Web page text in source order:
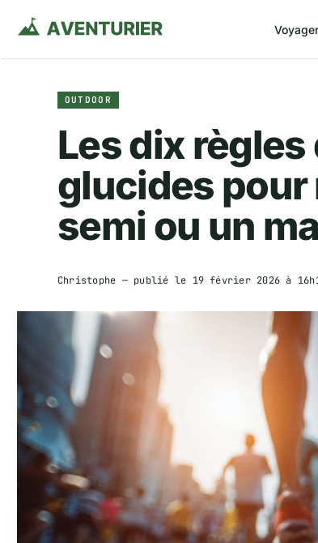
OUTDOOR
Les dix règles
glucides pour
semi ou un
Christophe — publié le 19 février 2026 à